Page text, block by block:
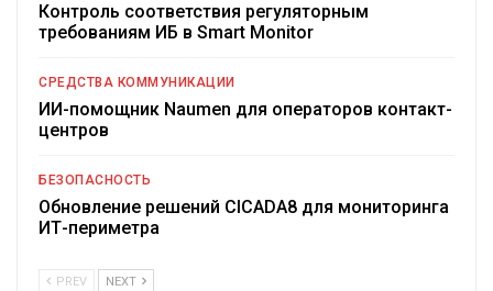
Контроль соответствия регуляторным
требованиям ИБ в Smart Monitor
СРЕДСТВА КОММУНИКАЦИИ
ИИ-помощник Naumen для операторов контакт-
центров
БЕЗОПАСНОСТЬ
Обновление решений CICADA8 для мониторинга
ИТ-периметра
PREV NEXT